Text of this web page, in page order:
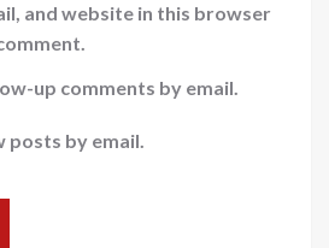
and website in this browser
up comments by email.
posts by email.